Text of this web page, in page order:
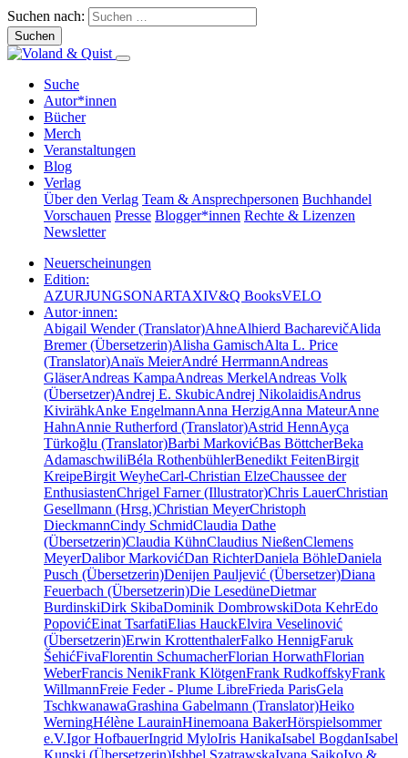
Suchen nach:
Suche
Autor*innen
Bücher
Merch
Veranstaltungen
Blog
Verlag
Über den Verlag Team & Ansprechpersonen Buchhandel
Vorschauen Presse Blogger*innen Rechte & Lizenzen
Newsletter
Neuerscheinungen
Edition:
AZURJUNGSONARTAXIV&Q BooksVELO
Autor·innen:
Abigail Wender (Translator)AhneAlhierd BacharevičAlida
Bremer (Übersetzerin)Alisha GamischAlta L. Price
(Translator)Anaïs MeierAndré HerrmannAndreas
GläserAndreas KampaAndreas MerkelAndreas Volk
(Übersetzer)Andrej E. SkubicAndrej NikolaidisAndrus
KivirähkAnke EngelmannAnna HerzigAnna MateurAnne
HahnAnnie Rutherford (Translator)Astrid HennAyça
Türkoğlu (Translator)Barbi MarkovićBas BöttcherBeka
AdamaschwiliBéla RothenbühlerBenedikt FeitenBirgit
KreipeBirgit WeyheCarl-Christian ElzeChaussee der
EnthusiastenChrigel Farner (Illustrator)Chris LauerChristian
Gesellmann (Hrsg.)Christian MeyerChristoph
DieckmannCindy SchmidClaudia Dathe
(Übersetzerin)Claudia KühnClaudius NießenClemens
MeyerDalibor MarkovićDan RichterDaniela BöhleDaniela
Pusch (Übersetzerin)Denijen Pauljević (Übersetzer)Diana
Feuerbach (Übersetzerin)Die LesedüneDietmar
BurdinskiDirk SkibaDominik DombrowskiDota KehrEdo
PopovićEinat TsarfatiElias HauckElvira Veselinović
(Übersetzerin)Erwin KrottenthalerFalko HennigFaruk
ŠehićFivaFlorentin SchumacherFlorian HorwathFlorian
WeberFrancis NenikFrank KlötgenFrank RudkoffskyFrank
WillmannFreie Feder - Plume LibreFrieda ParisGela
TschkwanawaGrashina Gabelmann (Translator)Heiko
WerningHélène LaurainHinemoana BakerHörspielsommer
e.V.Igor HofbauerIngrid MyloIris HanikaIsabel BogdanIsabel
Kupski (Übersetzerin)Ishbel SzatrawskaIvana SajkoIvo &